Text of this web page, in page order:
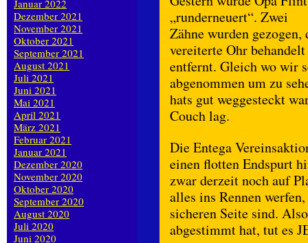
„runderneuert“. Zwei
Zähne wurden gezogen,
vereiterte Ohr
entfernt. Gleich wo wir
abgenommen um zu
hats gut weggesteckt
Couch lag.
Die Entega
einen flotten Endspurt
zwar derzeit noch auf
alles ins Rennen
sicheren Seite sind.
abgestimmt hat, tut es
Januar 2022
Dezember 2021
November 2021
Oktober 2021
September 2021
August 2021
Juli 2021
Juni 2021
Mai 2021
April 2021
März 2021
Februar 2021
Januar 2021
Dezember 2020
November 2020
Oktober 2020
September 2020
August 2020
Juli 2020
Juni 2020